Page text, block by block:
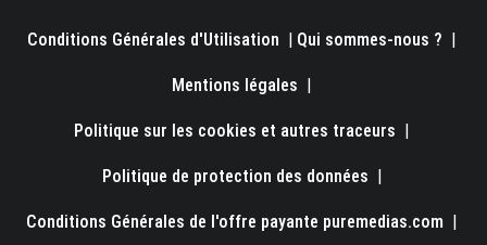
Conditions Générales d'Utilisation | Qui sommes-nous ? |
Mentions légales |
Politique sur les cookies et autres traceurs |
Politique de protection des données |
Conditions Générales de l'offre payante puremedias.com |